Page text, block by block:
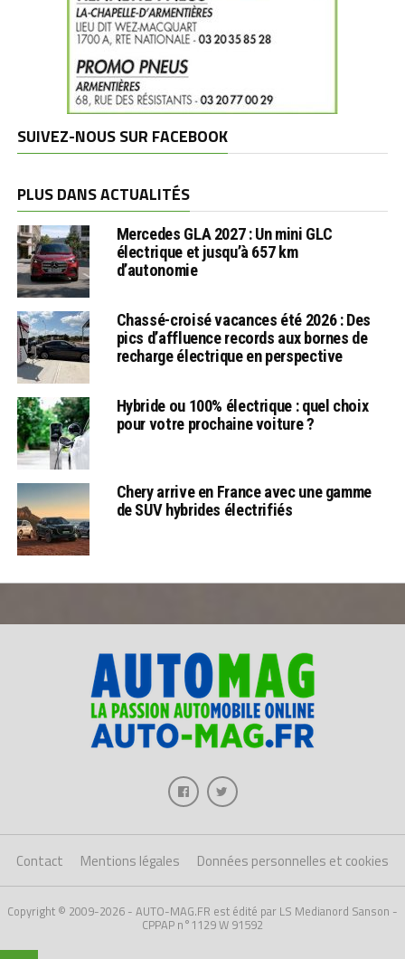
SUIVEZ-NOUS SUR FACEBOOK
PLUS DANS ACTUALITÉS
Mercedes GLA 2027 : Un mini GLC
électrique et jusqu’à 657 km
d’autonomie
Chassé-croisé vacances été 2026 : Des
pics d’affluence records aux bornes de
recharge électrique en perspective
Hybride ou 100% électrique : quel choix
pour votre prochaine voiture ?
Chery arrive en France avec une gamme
de SUV hybrides électrifiés
Contact Mentions légales Données personnelles et cookies
Copyright © 2009-2026 - AUTO-MAG.FR est édité par LS Medianord Sanson -
CPPAP n°1129 W 91592